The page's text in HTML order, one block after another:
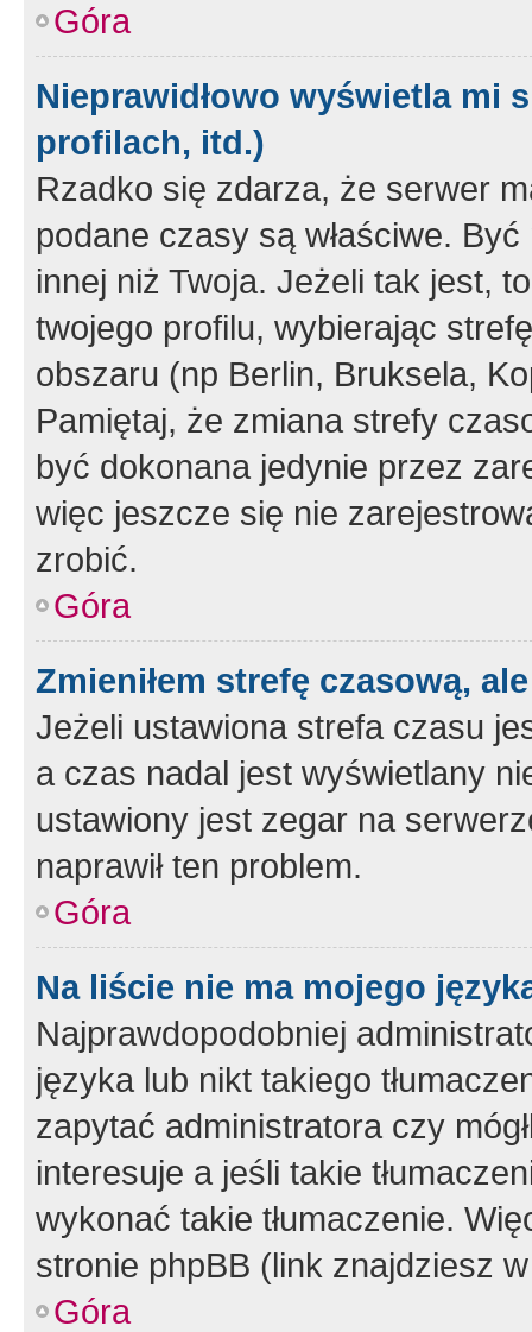
Góra
Nieprawidłowo wyświetla mi
profilach, itd.)
Rzadko się zdarza, że serwer
podane czasy są właściwe.
innej niż Twoja. Jeżeli tak jest,
twojego profilu, wybierając
obszaru (np Berlin, Bruksela,
Pamiętaj, że zmiana strefy
być dokonana jedynie przez
więc jeszcze się nie
zrobić.
Góra
Zmieniłem strefę czasową,
Jeżeli ustawiona strefa czasu
a czas nadal jest wyświetlany
ustawiony jest zegar na
naprawił ten problem.
Góra
Na liście nie ma mojego
Najprawdopodobniej
języka lub nikt takiego
zapytać administratora czy
interesuje a jeśli takie
wykonać takie tłumaczenie.
stronie phpBB (link znajdziesz
Góra